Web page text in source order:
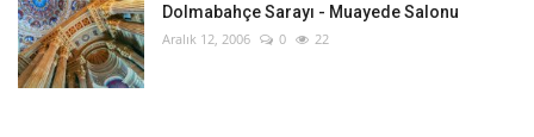
Dolmabahçe Sarayı - Muayede Salonu
Aralık 12, 2006 0 22